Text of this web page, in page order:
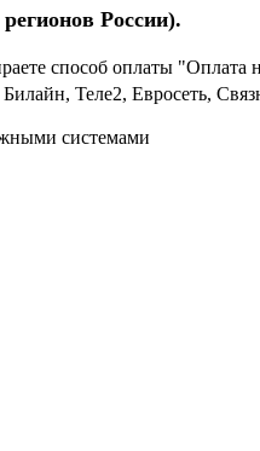
России).
способ оплаты "Оплата
Теле2, Евросеть,